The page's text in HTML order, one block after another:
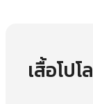
เสื้อโปโล